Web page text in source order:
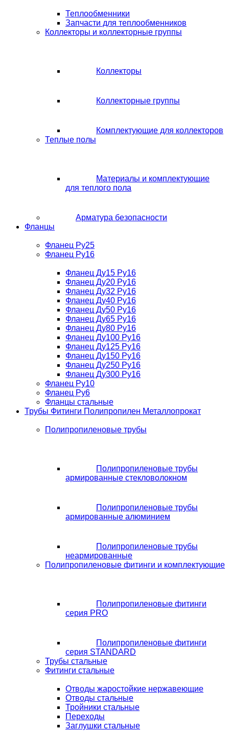
Теплообменники
Запчасти для теплообменников
Коллекторы и коллекторные группы
Коллекторы
Коллекторные группы
Комплектующие для коллекторов
Теплые полы
Материалы и комплектующие
для теплого пола
Арматура безопасности
Фланцы
Фланец Ру25
Фланец Ру16
Фланец Ду15 Ру16
Фланец Ду20 Ру16
Фланец Ду32 Ру16
Фланец Ду40 Ру16
Фланец Ду50 Ру16
Фланец Ду65 Ру16
Фланец Ду80 Ру16
Фланец Ду100 Ру16
Фланец Ду125 Ру16
Фланец Ду150 Ру16
Фланец Ду250 Ру16
Фланец Ду300 Ру16
Фланец Ру10
Фланец Ру6
Фланцы стальные
Трубы Фитинги Полипропилен Металлопрокат
Полипропиленовые трубы
Полипропиленовые трубы
армированные стекловолокном
Полипропиленовые трубы
армированные алюминием
Полипропиленовые трубы
неармированные
Полипропиленовые фитинги и комплектующие
Полипропиленовые фитинги
серия PRO
Полипропиленовые фитинги
серия STANDARD
Трубы стальные
Фитинги стальные
Отводы жаростойкие нержавеющие
Отводы стальные
Тройники стальные
Переходы
Заглушки стальные